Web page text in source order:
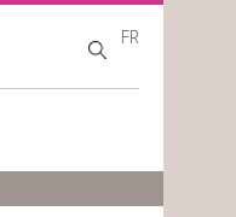
SEARCH
FORM
SEARCH
FR